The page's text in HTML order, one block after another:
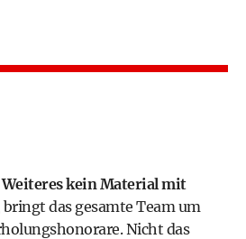
Weiteres kein Material mit
bringt das gesamte Team um
Nicht das